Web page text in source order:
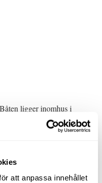
att anpassa innehållet
ligger inomhus i
med höga fribord.
bakåt, badbrygga i